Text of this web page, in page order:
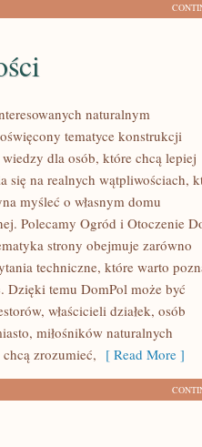
naturalnym
tematyce konstrukcji
dla osób, które chcą lepiej
się na realnych wątpliwościach,
myśleć o własnym domu
Polecamy Ogród i Otoczenie
strony obejmuje zarówno
techniczne, które warto
Dzięki temu DomPol może być
właścicieli działek, osób
miłośników naturalnych
zrozumieć, [ Read More ]